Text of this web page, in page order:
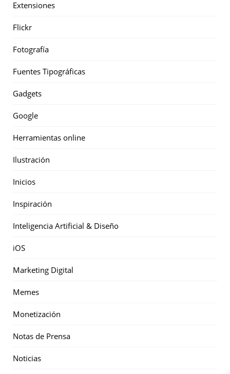
Extensiones
Flickr
Fotografía
Fuentes Tipográficas
Gadgets
Google
Herramientas online
Ilustración
Inicios
Inspiración
Inteligencia Artificial & Diseño
iOS
Marketing Digital
Memes
Monetización
Notas de Prensa
Noticias